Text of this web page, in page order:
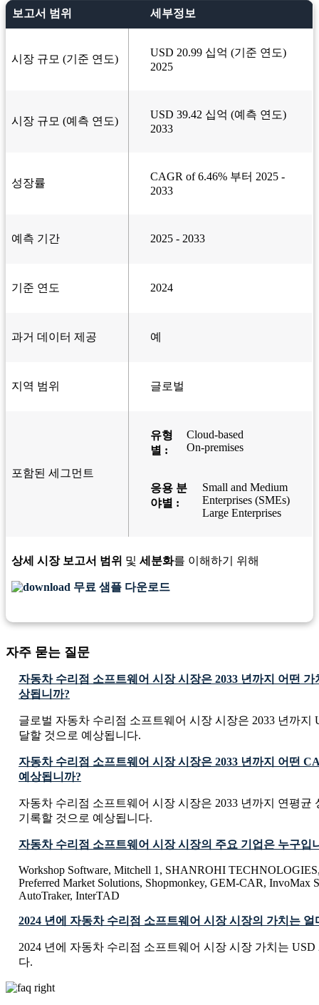
보고서 범위 세부정보
시장 규모 (기준 연도)
USD 20.99 십억 (기준 연도)
2025
시장 규모 (예측 연도)
USD 39.42 십억 (예측 연도)
2033
성장률
CAGR of 6.46% 부터 2025 -
2033
예측 기간 2025 - 2033
기준 연도 2024
과거 데이터 제공 예
지역 범위 글로벌
포함된 세그먼트
유형
별 :
Cloud-based
On-premises
응용 분
야별 :
Small and Medium
Enterprises (SMEs)
Large Enterprises
상세 시장 보고서 범위 및 세분화를 이해하기 위해
무료 샘플 다운로드
자주 묻는 질문
자동차 수리점 소프트웨어 시장 시장은 2033 년까지 어떤
상됩니까?
글로벌 자동차 수리점 소프트웨어 시장 시장은 2033 년까지
달할 것으로 예상됩니다.
자동차 수리점 소프트웨어 시장 시장은 2033 년까지 어떤
예상됩니까?
자동차 수리점 소프트웨어 시장 시장은 2033 년까지 연평균
기록할 것으로 예상됩니다.
자동차 수리점 소프트웨어 시장 시장의 주요 기업은 누구입
Workshop Software, Mitchell 1, SHANROHI
Preferred Market Solutions, Shopmonkey, GEM-CAR, InvoMax
AutoTraker, InterTAD
2024 년에 자동차 수리점 소프트웨어 시장 시장의 가치는 얼
2024 년에 자동차 수리점 소프트웨어 시장 시장 가치는
다.